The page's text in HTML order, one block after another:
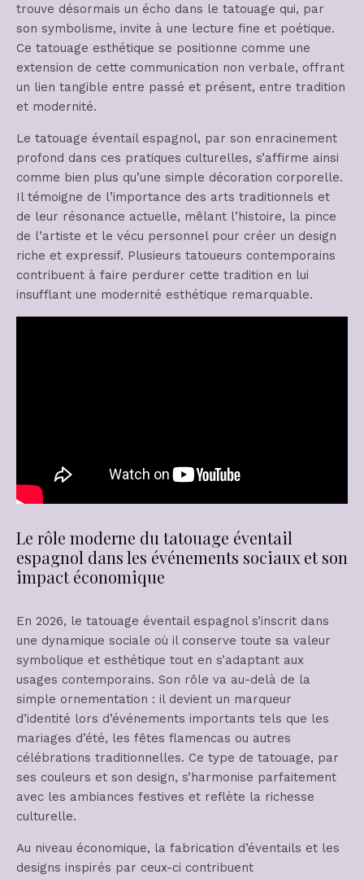
trouve désormais un écho dans le tatouage qui, par
son symbolisme, invite à une lecture fine et poétique.
Ce tatouage esthétique se positionne comme une
extension de cette communication non verbale, offrant
un lien tangible entre passé et présent, entre tradition
et modernité.
Le tatouage éventail espagnol, par son enracinement
profond dans ces pratiques culturelles, s’affirme ainsi
comme bien plus qu’une simple décoration corporelle.
Il témoigne de l’importance des arts traditionnels et
de leur résonance actuelle, mêlant l’histoire, la pince
de l’artiste et le vécu personnel pour créer un design
riche et expressif. Plusieurs tatoueurs contemporains
contribuent à faire perdurer cette tradition en lui
insufflant une modernité esthétique remarquable.
Le rôle moderne du tatouage éventail
espagnol dans les événements sociaux et son
impact économique
En 2026, le tatouage éventail espagnol s’inscrit dans
une dynamique sociale où il conserve toute sa valeur
symbolique et esthétique tout en s’adaptant aux
usages contemporains. Son rôle va au-delà de la
simple ornementation : il devient un marqueur
d’identité lors d’événements importants tels que les
mariages d’été, les fêtes flamencas ou autres
célébrations traditionnelles. Ce type de tatouage, par
ses couleurs et son design, s’harmonise parfaitement
avec les ambiances festives et reflète la richesse
culturelle.
Au niveau économique, la fabrication d’éventails et les
designs inspirés par ceux-ci contribuent